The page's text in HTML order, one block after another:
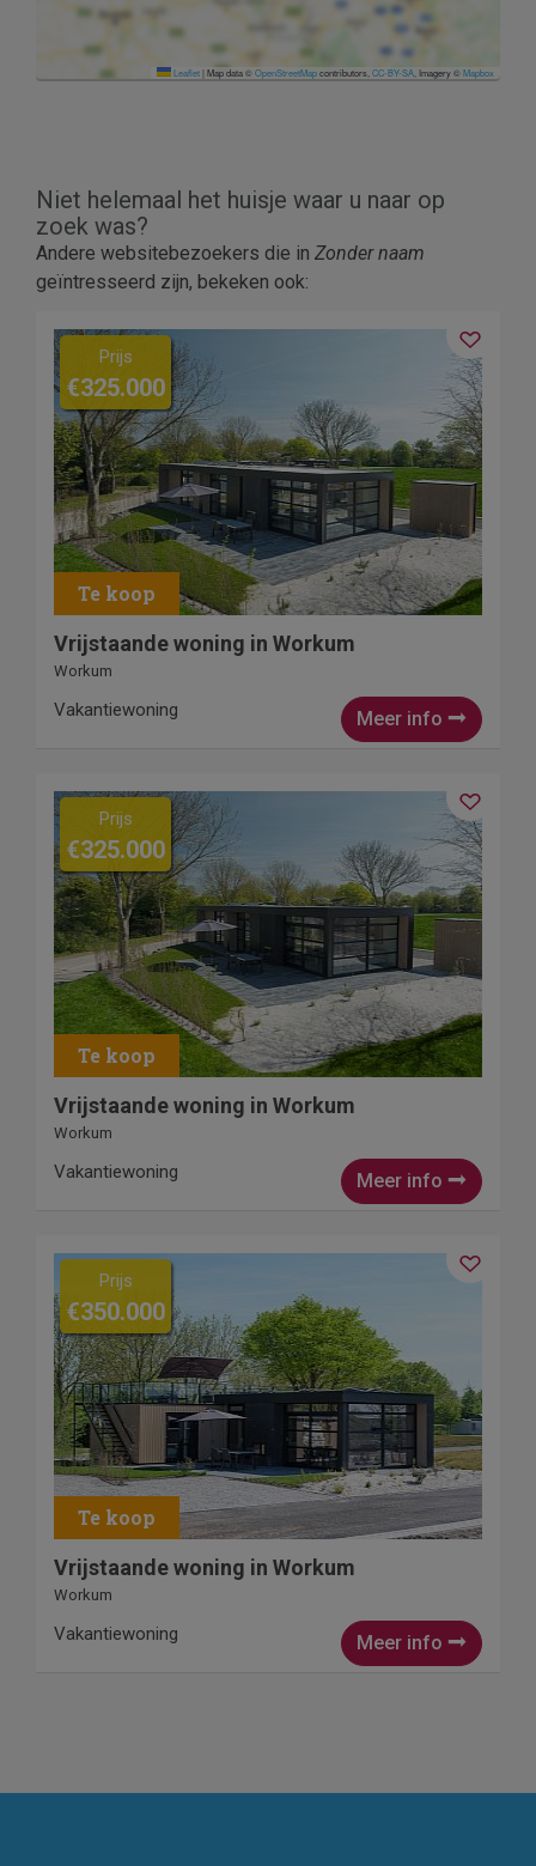
Leaflet| Map data ©OpenStreetMapcontributors, CC-BY-SA , Imagery ©Mapbox
Niet helemaal het huisje waar u naar op
zoek was?
Andere websitebezoekers die in Zonder naam
geïntresseerd zijn, bekeken ook:
Prijs
€325.000
Vrijstaande woning in Workum
Workum
Meer info
Vakantiewoning
Prijs
€325.000
Vrijstaande woning in Workum
Workum
Meer info
Vakantiewoning
Prijs
€350.000
Vrijstaande woning in Workum
Workum
Meer info
Vakantiewoning